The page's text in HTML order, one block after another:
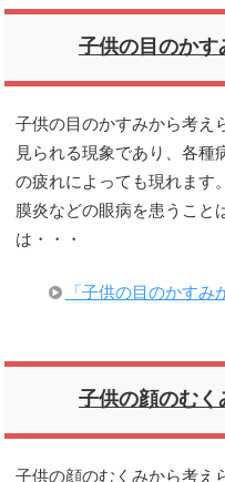
子供の目のか
子供の目のかすみから考え
見られる現象であり、各種
の疲れによっても現れます
膜炎などの眼病を患うこと
は・・・
「子供の目のかす
子供の顔のむ
子供の顔のむくみから考え